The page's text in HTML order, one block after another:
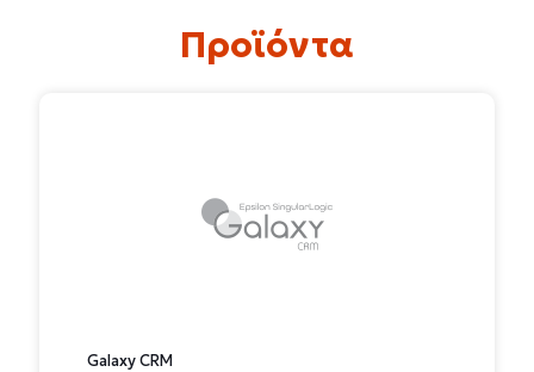
Προϊόντα
Galaxy CRM